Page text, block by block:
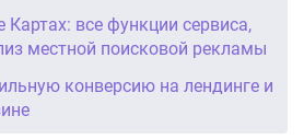
Картах: все функции сервиса,
местной поисковой рекламы
конверсию на лендинге и